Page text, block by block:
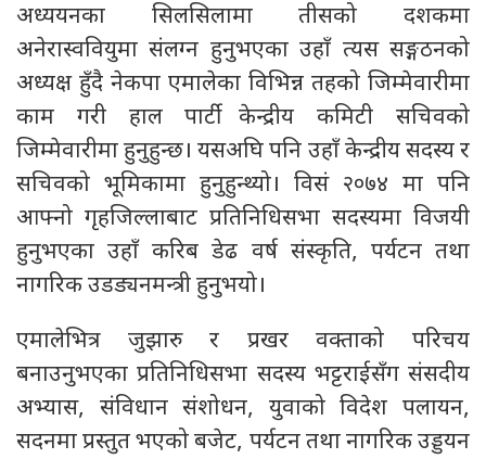
अध्ययनका सिलसिलामा तीसको दशकमा
अनेरास्ववियुमा संलग्न हुनुभएका उहाँ त्यस सङ्गठनको
अध्यक्ष हुँदै नेकपा एमालेका विभिन्न तहको जिम्मेवारीमा
काम गरी हाल पार्टी केन्द्रीय कमिटी सचिवको
जिम्मेवारीमा हुनुहुन्छ। यसअघि पनि उहाँ केन्द्रीय सदस्य र
सचिवको भूमिकामा हुनुहुन्थ्यो। विसं २०७४ मा पनि
आफ्नो गृहजिल्लाबाट प्रतिनिधिसभा सदस्यमा विजयी
हुनुभएका उहाँ करिब डेढ वर्ष संस्कृति, पर्यटन तथा
नागरिक उडड्यनमन्त्री हुनुभयो।
एमालेभित्र जुझारु र प्रखर वक्ताको परिचय
बनाउनुभएका प्रतिनिधिसभा सदस्य भट्टराईसँग संसदीय
अभ्यास, संविधान संशोधन, युवाको विदेश पलायन,
सदनमा प्रस्तुत भएको बजेट, पर्यटन तथा नागरिक उड्डयन